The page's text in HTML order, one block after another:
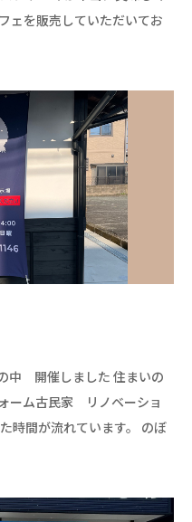
ェを販売していただいてお
中 開催しました 住まいの
ーム古民家 リノベーショ
時間が流れています。 のぼ